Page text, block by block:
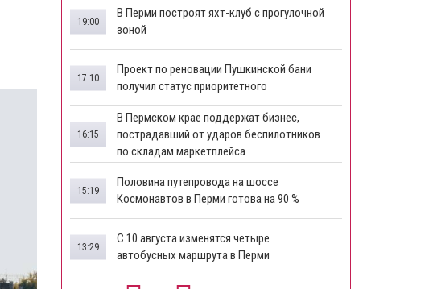
В Перми построят яхт-клуб с прогулочной
зоной
19:00
​Проект по реновации Пушкинской бани
получил статус приоритетного
17:10
​В Пермском крае поддержат бизнес,
пострадавший от ударов беспилотников
по складам маркетплейса
16:15
​Половина путепровода на шоссе
Космонавтов в Перми готова на 90 %
15:19
​С 10 августа изменятся четыре
автобусных маршрута в Перми
13:29